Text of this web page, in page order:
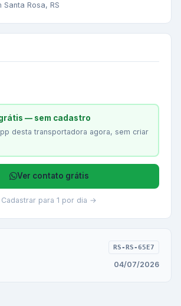
Rosa, RS
— sem cadastro
desta transportadora agora, sem criar
Ver contato grátis
Cadastrar para 1 por dia →
RS-RS-65E7
04/07/2026